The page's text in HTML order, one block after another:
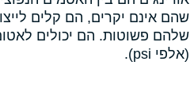
שהם אינם יקרים, הם קלים
שלהם פשוטות. הם יכולים
(אלפי psi).